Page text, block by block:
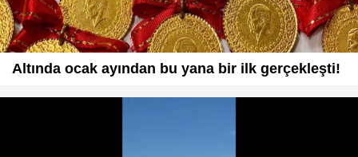
Altında ocak ayından bu yana bir ilk gerçekleşti!